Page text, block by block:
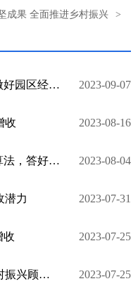
成果 全面推进乡村振兴
>
“小豆腐”成就大产业！石屏县做好园区经济文章 2023-09-07
收 2023-08-16
开远：用好“加减乘除”四则运算法，答好乡村振兴“答卷” 2023-08-04
潜力 2023-07-31
收 2023-07-25
蒙自市在西北勒乡成立首个乡村振兴顾问团 2023-07-25